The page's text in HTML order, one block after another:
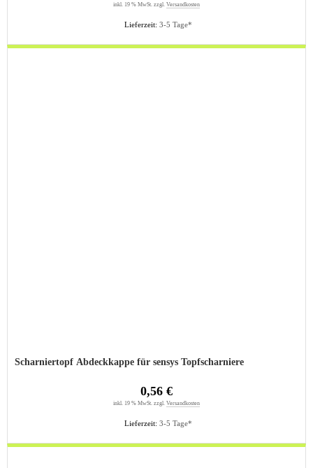
Lieferzeit: 3-5 Tage*
inkl. 19 % MwSt. zzgl. Versandkosten
Scharniertopf Abdeckkappe für sensys Topfscharniere
Lieferzeit: 3-5 Tage*
0,56 €
inkl. 19 % MwSt. zzgl. Versandkosten